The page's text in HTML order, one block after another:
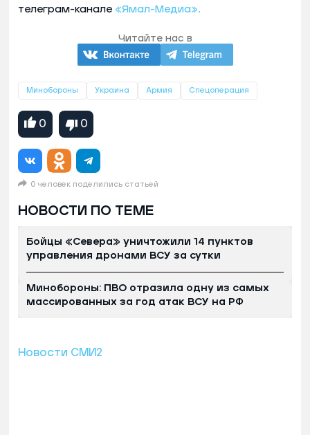
телеграм-канале «Ямал-Медиа».
Читайте нас в
Минобороны Украина Армия Спецоперация
0 0
0 человек поделились статьей
НОВОСТИ ПО ТЕМЕ
Бойцы «Севера» уничтожили 14 пунктов
управления дронами ВСУ за сутки
Минобороны: ПВО отразила одну из самых
массированных за год атак ВСУ на РФ
Новости СМИ2